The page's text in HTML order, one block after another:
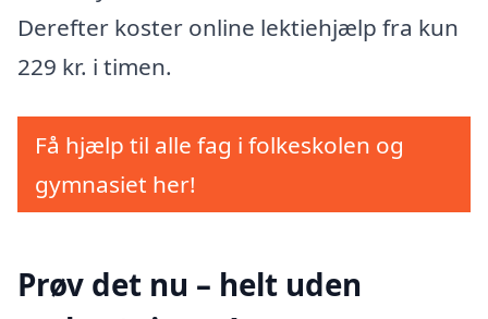
Derefter koster online lektiehjælp fra kun
229 kr. i timen.
Få hjælp til alle fag i folkeskolen og
gymnasiet her!
Prøv det nu – helt uden